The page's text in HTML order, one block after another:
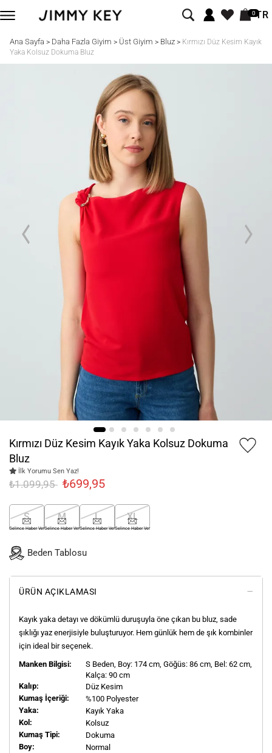
0TR
Ana Sayfa > Daha Fazla Giyim > Üst Giyim > Bluz> Kırmızı Düz Kesim Kayık
Yaka Kolsuz Dokuma Bluz
Kırmızı Düz Kesim Kayık Yaka Kolsuz Dokuma
Bluz
İlk Yorumu Sen Yaz!
₺1.099,95 ₺699,95
S
Gelince Haber Ver
M
Gelince Haber Ver
L
Gelince Haber Ver
XL
Gelince Haber Ver
Beden Tablosu
ÜRÜN AÇIKLAMASI
Kayık yaka detayı ve dökümlü duruşuyla öne çıkan bu bluz, sade
şıklığı yaz enerjisiyle buluşturuyor. Hem günlük hem de şık kombinler
için ideal bir seçenek.
Manken Bilgisi:
S Beden, Boy: 174 cm, Göğüs: 86 cm, Bel: 62 cm,
Kalça: 90 cm
Kalıp:
Düz Kesim
Kumaş İçeriği:
%100 Polyester
Yaka:
Kayık Yaka
Kol:
Kolsuz
Kumaş Tipi:
Dokuma
Boy:
Normal